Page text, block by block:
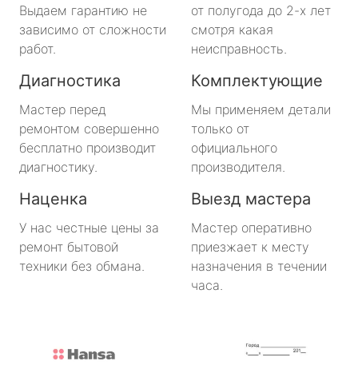
Выдаем гарантию не
зависимо от сложности
работ.
от полугода до 2-х лет
смотря какая
неисправность.
Диагностика
Мастер перед
ремонтом совершенно
бесплатно производит
диагностику.
Комплектующие
Мы применяем детали
только от
официального
производителя.
Наценка
У нас честные цены за
ремонт бытовой
техники без обмана.
Выезд мастера
Мастер оперативно
приезжает к месту
назначения в течении
часа.